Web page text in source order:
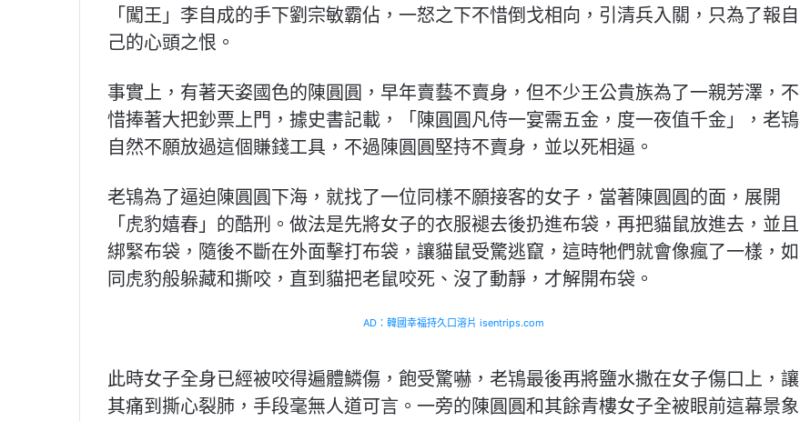
「闖王」李自成的手下劉宗敏霸佔，一怒之下不惜倒戈相向，引清兵入關，只為了報自
己的心頭之恨。
事實上，有著天姿國色的陳圓圓，早年賣藝不賣身，但不少王公貴族為了一親芳澤，不
惜捧著大把鈔票上門，據史書記載，「陳圓圓凡侍一宴需五金，度一夜值千金」，老鴇
自然不願放過這個賺錢工具，不過陳圓圓堅持不賣身，並以死相逼。
老鴇為了逼迫陳圓圓下海，就找了一位同樣不願接客的女子，當著陳圓圓的面，展開
「虎豹嬉春」的酷刑。做法是先將女子的衣服褪去後扔進布袋，再把貓鼠放進去，並且
綁緊布袋，隨後不斷在外面擊打布袋，讓貓鼠受驚逃竄，這時牠們就會像瘋了一樣，如
同虎豹般躲藏和撕咬，直到貓把老鼠咬死、沒了動靜，才解開布袋。
AD：韓國幸福持久口溶片 isentrips.com
此時女子全身已經被咬得遍體鱗傷，飽受驚嚇，老鴇最後再將鹽水撒在女子傷口上，讓
其痛到撕心裂肺，手段毫無人道可言。一旁的陳圓圓和其餘青樓女子全被眼前這幕景象